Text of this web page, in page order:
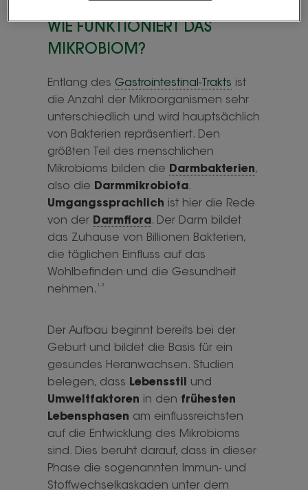
WIE FUNKTIONIERT DAS
MIKROBIOM?
Entlang des Gastrointestinal-Trakts ist
die Anzahl der Mikroorganismen sehr
unterschiedlich und wird hauptsächlich
von Bakterien repräsentiert. Den
größten Teil des menschlichen
Mikrobioms bilden die Darmbakterien,
also die Darmmikrobiota.
Umgangssprachlich ist hier die Rede
von der Darmflora. Der Darm bildet
das Zuhause von Billionen Bakterien,
die täglichen Einfluss auf das
Wohlbefinden und die Gesundheit
nehmen. 1,3
Der Aufbau beginnt bereits bei der
Geburt und bildet die Basis für ein
gesundes Heranwachsen. Studien
belegen, dass Lebensstil und
Umweltfaktoren in den frühesten
Lebensphasen am einflussreichsten
auf die Entwicklung des Mikrobioms
sind. Dies beruht darauf, dass in dieser
Phase die sogenannten Immun- und
Stoffwechselkaskaden unter dem